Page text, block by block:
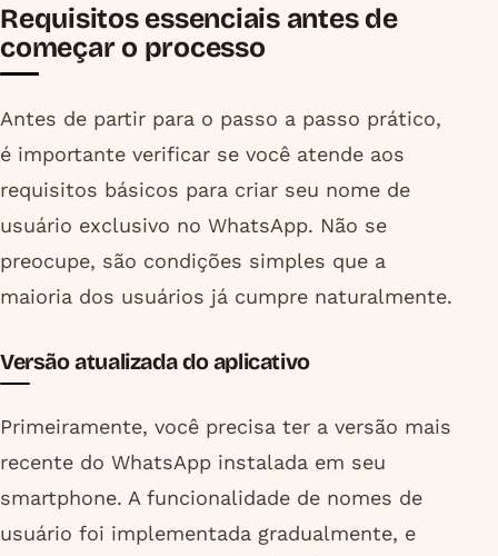
Requisitos essenciais antes de
começar o processo
Antes de partir para o passo a passo prático,
é importante verificar se você atende aos
requisitos básicos para criar seu nome de
usuário exclusivo no WhatsApp. Não se
preocupe, são condições simples que a
maioria dos usuários já cumpre naturalmente.
Versão atualizada do aplicativo
Primeiramente, você precisa ter a versão mais
recente do WhatsApp instalada em seu
smartphone. A funcionalidade de nomes de
usuário foi implementada gradualmente, e